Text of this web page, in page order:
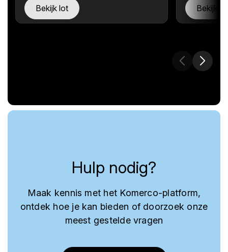
Bekijk lot Bekijk
Hulp nodig?
Maak kennis met het Komerco-platform,
ontdek hoe je kan bieden of doorzoek onze
meest gestelde vragen